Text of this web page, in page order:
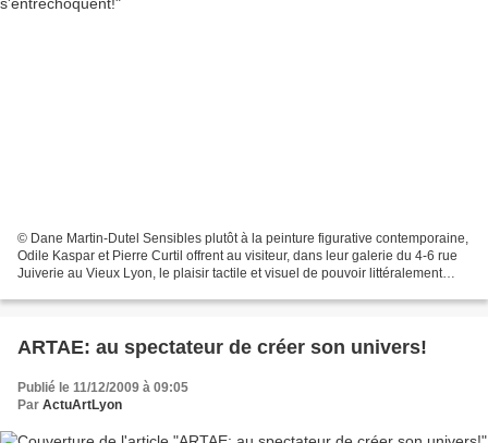
© Dane Martin-Dutel Sensibles plutôt à la peinture figurative contemporaine,
Odile Kaspar et Pierre Curtil offrent au visiteur, dans leur galerie du 4-6 rue
Juiverie au Vieux Lyon, le plaisir tactile et visuel de pouvoir littéralement
ARTAE: au spectateur de créer son univers!
Publié le 11/12/2009 à 09:05
Par ActuArtLyon